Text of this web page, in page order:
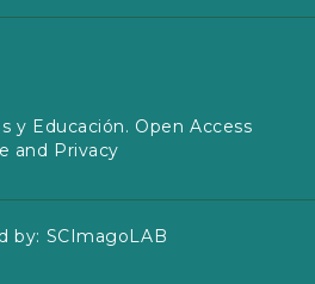
y Educación. Open Access
and Privacy
by: SCImagoLAB